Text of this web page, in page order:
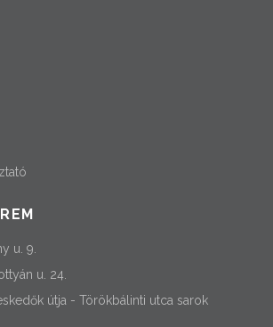
u. 9.
u. 24.
útja - Törökbálinti utca sarok